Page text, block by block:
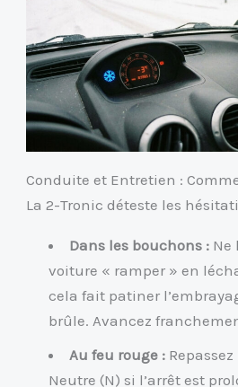
Conduite et Entretien :
La 2-Tronic déteste les
Dans les bouchons : Ne
voiture « ramper » en
cela fait patiner
brûle. Avancez
Au feu rouge :
Neutre (N) si l’arrêt est